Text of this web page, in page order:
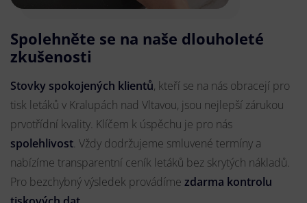
Spolehněte se na naše dlouholeté
zkušenosti
Stovky spokojených klientů, kteří se na nás obracejí pro
tisk letáků v Kralupách nad Vltavou, jsou nejlepší zárukou
prvotřídní kvality. Klíčem k úspěchu je pro nás
spolehlivost. Vždy dodržujeme smluvené termíny a
nabízíme transparentní ceník letáků bez skrytých nákladů.
Pro bezchybný výsledek provádíme zdarma kontrolu